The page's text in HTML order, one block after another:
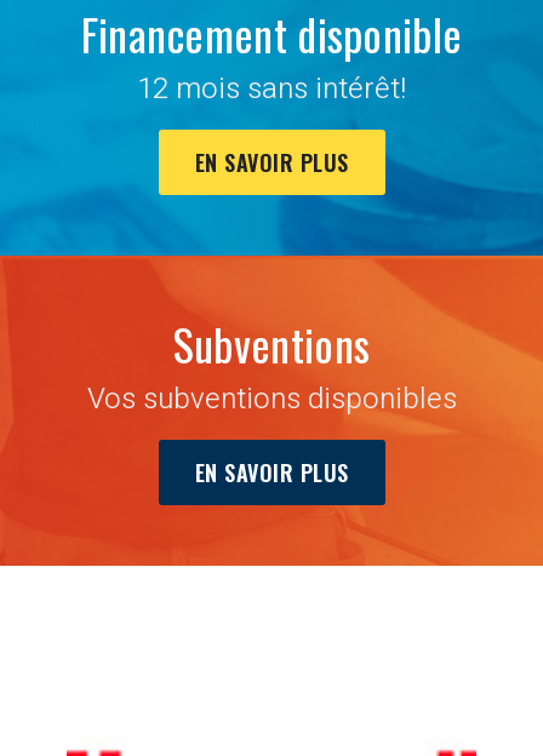
Financement disponible
12 mois sans intérêt!
EN SAVOIR PLUS
Subventions
Vos subventions disponibles
EN SAVOIR PLUS